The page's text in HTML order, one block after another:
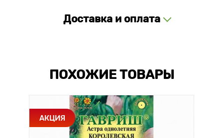
Доставка и оплата
ПОХОЖИЕ ТОВАРЫ
АКЦИЯ